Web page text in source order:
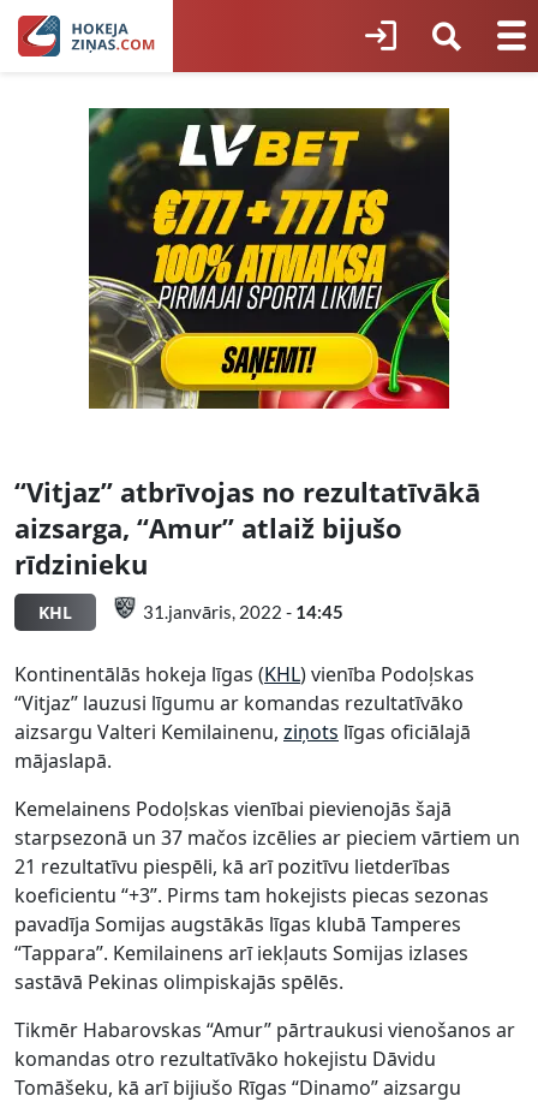
“Vitjaz” atbrīvojas no rezultatīvākā
aizsarga, “Amur” atlaiž bijušo
rīdzinieku
KHL 31.janvāris, 2022 - 14:45
Kontinentālās hokeja līgas (KHL) vienība Podoļskas
“Vitjaz” lauzusi līgumu ar komandas rezultatīvāko
aizsargu Valteri Kemilainenu, ziņots līgas oficiālajā
mājaslapā.
Kemelainens Podoļskas vienībai pievienojās šajā
starpsezonā un 37 mačos izcēlies ar pieciem vārtiem un
21 rezultatīvu piespēli, kā arī pozitīvu lietderības
koeficientu “+3”. Pirms tam hokejists piecas sezonas
pavadīja Somijas augstākās līgas klubā Tamperes
“Tappara”. Kemilainens arī iekļauts Somijas izlases
sastāvā Pekinas olimpiskajās spēlēs.
Tikmēr Habarovskas “Amur” pārtraukusi vienošanos ar
komandas otro rezultatīvāko hokejistu Dāvidu
Tomāšeku, kā arī bijiušo Rīgas “Dinamo” aizsargu